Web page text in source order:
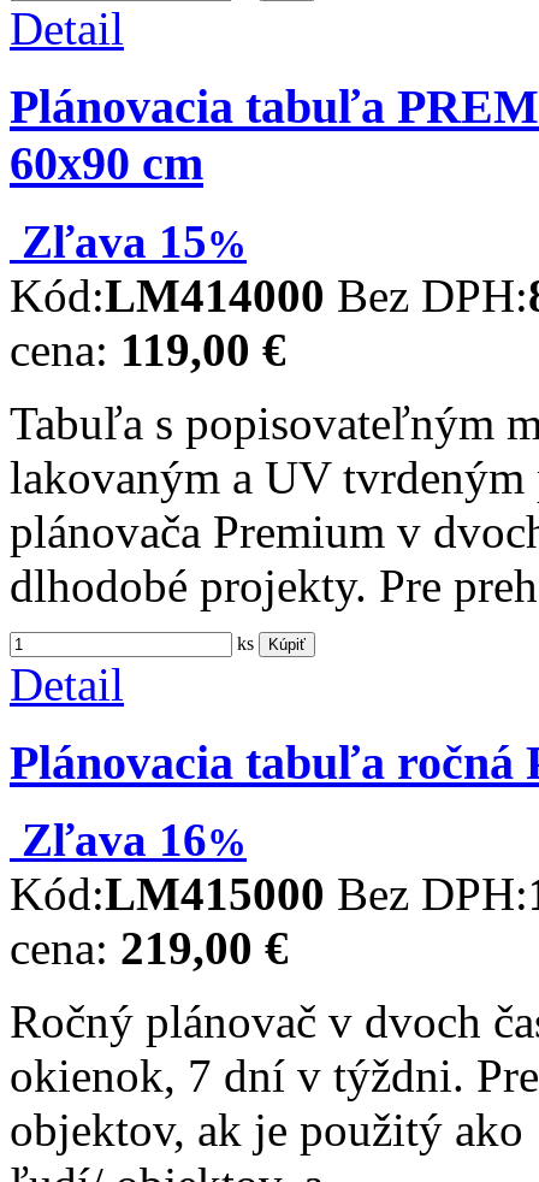
Detail
Plánovacia tabuľa
60x90 cm
Zľava 15%
Kód:LM414000 Bez DPH:
cena: 119,00 €
Tabuľa s popisovateľným
lakovaným a UV
plánovača Premium v
dlhodobé projekty. Pre
ks Kúpiť
Detail
Plánovacia tabuľa ročná
Zľava 16%
Kód:LM415000 Bez DPH:
cena: 219,00 €
Ročný plánovač v dvoch
okienok, 7 dní v týždni.
objektov, ak je použitý ako